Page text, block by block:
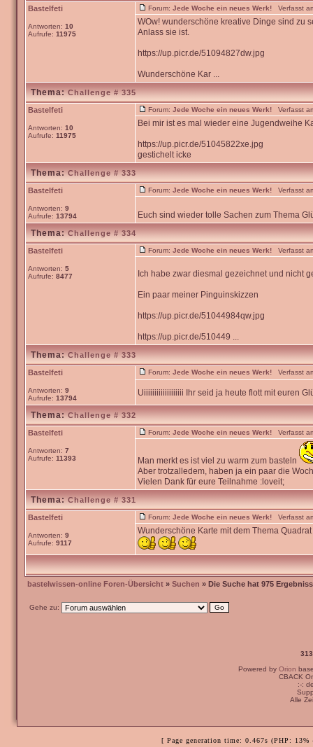
Bastelfeti
Antworten: 10
Aufrufe: 11975
Forum: Jede Woche ein neues Werk! Verfasst
WOw! wunderschöne kreative Dinge sind zu
Anlass sie ist.
https://up.picr.de/51094827dw.jpg
Wunderschöne Kar ...
Thema:Challenge # 335
Bastelfeti
Antworten: 10
Aufrufe: 11975
Forum: Jede Woche ein neues Werk! Verfasst
Bei mir ist es mal wieder eine Jugendweihe
https://up.picr.de/51045822xe.jpg
gestichelt icke
Thema:Challenge # 333
Bastelfeti
Antworten: 9
Aufrufe: 13794
Forum: Jede Woche ein neues Werk! Verfasst
Euch sind wieder tolle Sachen zum Thema
Thema:Challenge # 334
Bastelfeti
Antworten: 5
Aufrufe: 8477
Forum: Jede Woche ein neues Werk! Verfasst
Ich habe zwar diesmal gezeichnet und nicht
Ein paar meiner Pinguinskizzen
https://up.picr.de/51044984qw.jpg
https://up.picr.de/510449 ...
Thema:Challenge # 333
Bastelfeti
Antworten: 9
Aufrufe: 13794
Forum: Jede Woche ein neues Werk! Verfasst
Uiiiiiiiiiiiiiiiiiii Ihr seid ja heute flott mit euren
Thema:Challenge # 332
Bastelfeti
Antworten: 7
Aufrufe: 11393
Forum: Jede Woche ein neues Werk! Verfasst
Man merkt es ist viel zu warm zum basteln
Aber trotzalledem, haben ja ein paar die
Vielen Dank für eure Teilnahme :loveit;
Thema:Challenge # 331
Bastelfeti
Antworten: 9
Aufrufe: 9117
Forum: Jede Woche ein neues Werk! Verfasst
Wunderschöne Karte mit dem Thema
bastelwissen-online Foren-Übersicht » Suchen » Die Suche hat 975
Gehe zu:
Powered by Orion
CBACK
:-:
Alle
[ Page generation time: 0.467s (PHP: